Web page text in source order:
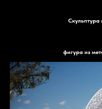
Скульптура
фигура из